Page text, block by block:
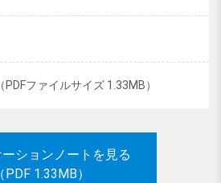
PDFファイルサイズ 1.33MB）
ションノートを見る
（PDF 1.33MB）